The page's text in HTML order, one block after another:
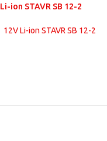
Li-ion STAVR SB 12-2